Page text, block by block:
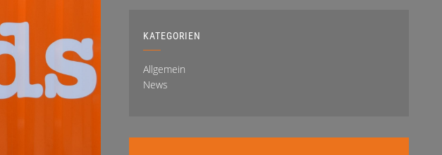
KATEGORIEN
Allgemein
News